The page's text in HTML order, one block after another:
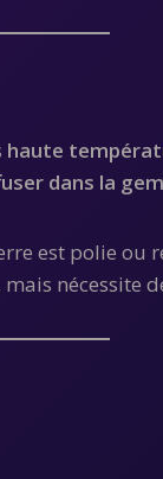
haute
dans la
est polie ou
nécessite